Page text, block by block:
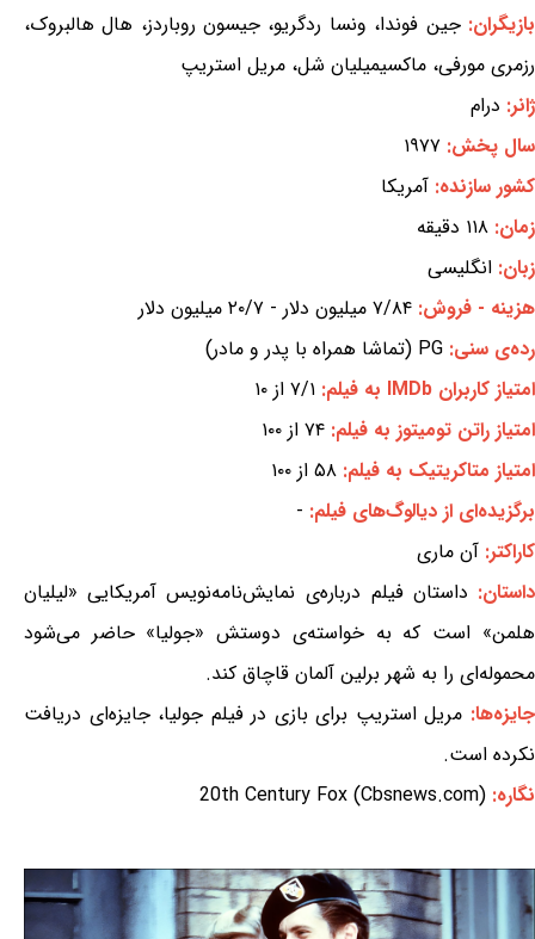
بازیگران:جین فوندا، ونسا ردگریو، جیسون روباردز، هال هالبروک،
رزمری مورفی، ماکسیمیلیان شل، مریل استریپ
ژانر: درام
سال پخش: ۱۹۷۷
کشور سازنده: آمریکا
زمان: ۱۱۸ دقیقه
زبان: انگلیسی
هزینه - فروش: ۷/۸۴ میلیون دلار - ۲۰/۷ میلیون دلار
رده‌ی سنی: PG (تماشا همراه با پدر و مادر)
امتیاز کاربران IMDb به فیلم:
۷/۱ از ۱۰
امتیاز راتن تومیتوز به فیلم: ۷۴ از ۱۰۰
امتیاز متاکریتیک به فیلم: ۵۸ از ۱۰۰
برگزیده‌ای از دیالوگ‌های فیلم: -
کاراکتر: آن ماری
داستان: داستان فیلم درباره‌ی نمایش‌نامه‌نویس آمریکایی «لیلیان
هلمن» است که به خواسته‌ی دوستش «جولیا» حاضر می‌شود
محموله‌ای را به شهر برلین آلمان قاچاق کند.
جایزه‌ها: مریل استریپ برای بازی در فیلم جولیا، جایزه‌ای دریافت
نکرده است.
نگاره: 20th Century Fox (Cbsnews.com)